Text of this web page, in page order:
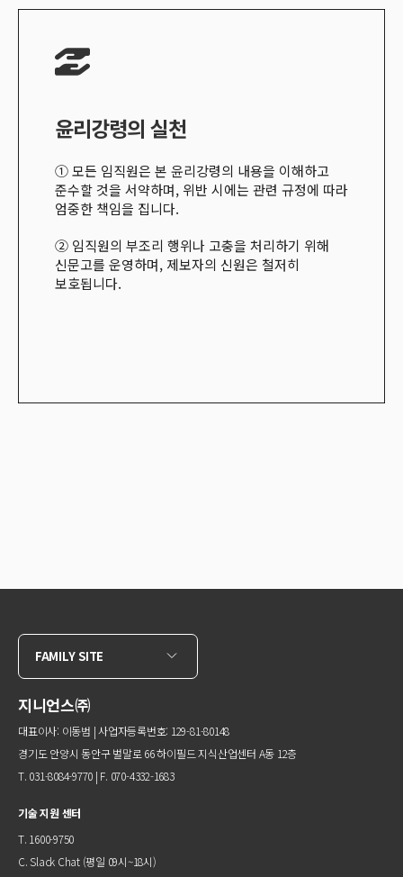
윤리강령의 실천
① 모든 임직원은 본 윤리강령의 내용을 이해하고
준수할 것을 서약하며, 위반 시에는 관련 규정에 따라
엄중한 책임을 집니다.
② 임직원의 부조리 행위나 고충을 처리하기 위해
신문고를 운영하며, 제보자의 신원은 철저히
보호됩니다.
지니언스㈜
대표이사: 이동범 | 사업자등록번호: 129-81-80148
경기도 안양시 동안구 벌말로 66 하이필드 지식산업센터 A동 12층
T. 031-8084-9770 | F. 070-4332-1683
기술 지원 센터
T. 1600-9750
C. Slack Chat(평일 09시~18시)
FAMILY SITE